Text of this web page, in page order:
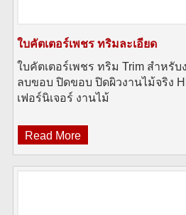
ใบคัตเตอร์เพชร ทริมละเอียด
ใบคัตเตอร์เพชร ทริม Trim สำหรั
ลบขอบ ปิดขอบ ปิดผิวงานไม้จริง
เฟอร์นิเจอร์ งานไม้
Read More